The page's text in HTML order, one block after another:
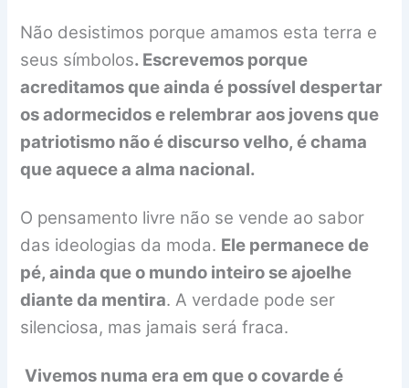
Não desistimos porque amamos esta terra e
seus símbolos. Escrevemos porque
acreditamos que ainda é possível despertar
os adormecidos e relembrar aos jovens que
patriotismo não é discurso velho, é chama
que aquece a alma nacional.
O pensamento livre não se vende ao sabor
das ideologias da moda. Ele permanece de
pé, ainda que o mundo inteiro se ajoelhe
diante da mentira. A verdade pode ser
silenciosa, mas jamais será fraca.
Vivemos numa era em que o covarde é